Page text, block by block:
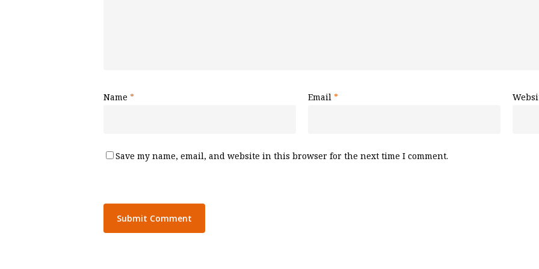
Name * Email *
Save my name, email, and website in this browser for the next time I comment.